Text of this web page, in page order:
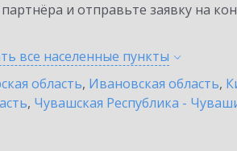
и отправьте заявку на
все населенные пункты
область, Ивановская область,
, Чувашская Республика -